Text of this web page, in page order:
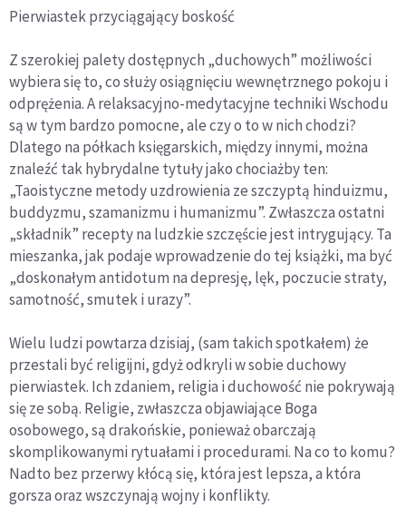
Pierwiastek przyciągający boskość
Z szerokiej palety dostępnych „duchowych” możliwości
wybiera się to, co służy osiągnięciu wewnętrznego pokoju i
odprężenia. A relaksacyjno-medytacyjne techniki Wschodu
są w tym bardzo pomocne, ale czy o to w nich chodzi?
Dlatego na półkach księgarskich, między innymi, można
znaleźć tak hybrydalne tytuły jako chociażby ten:
„Taoistyczne metody uzdrowienia ze szczyptą hinduizmu,
buddyzmu, szamanizmu i humanizmu”. Zwłaszcza ostatni
„składnik” recepty na ludzkie szczęście jest intrygujący. Ta
mieszanka, jak podaje wprowadzenie do tej książki, ma być
„doskonałym antidotum na depresję, lęk, poczucie straty,
samotność, smutek i urazy”.
Wielu ludzi powtarza dzisiaj, (sam takich spotkałem) że
przestali być religijni, gdyż odkryli w sobie duchowy
pierwiastek. Ich zdaniem, religia i duchowość nie pokrywają
się ze sobą. Religie, zwłaszcza objawiające Boga
osobowego, są drakońskie, ponieważ obarczają
skomplikowanymi rytuałami i procedurami. Na co to komu?
Nadto bez przerwy kłócą się, która jest lepsza, a która
gorsza oraz wszczynają wojny i konflikty.